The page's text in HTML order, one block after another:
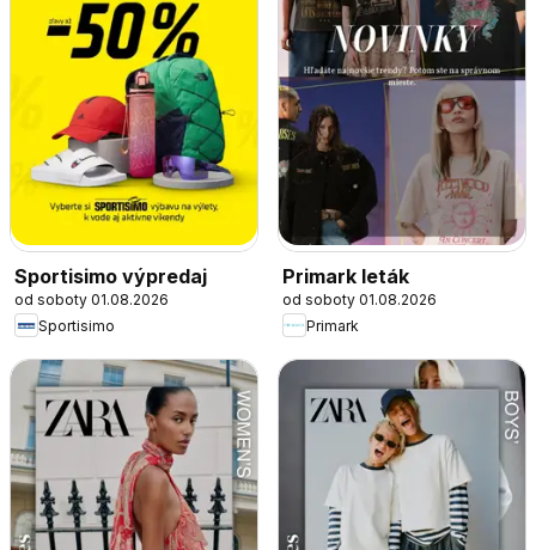
Sportisimo výpredaj
od soboty 01.08.2026
Sportisimo
Primark leták
od soboty 01.08.2026
Primark